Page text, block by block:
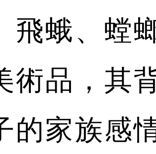
飛蛾、螳
術品，其
的家族感